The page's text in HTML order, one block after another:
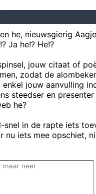
he, nieuwsgierig
Ja he!? He!?
jouw citaat of
zodat de
jouw aanvulling
steedser en
he?
in de rapte iets
iets mee opschiet,